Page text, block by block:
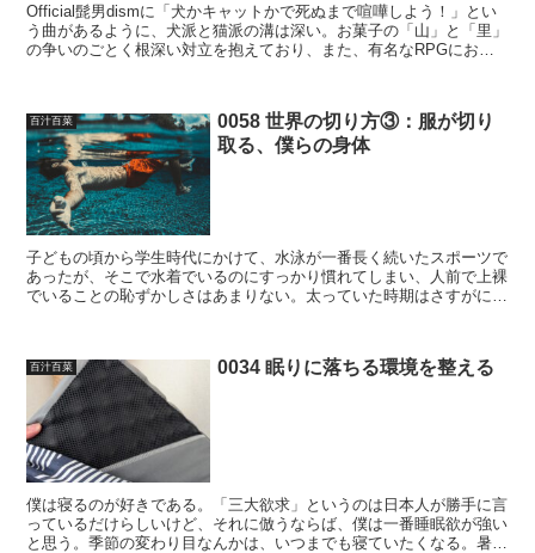
Official髭男dismに「犬かキャットかで死ぬまで喧嘩しよう！」とい
う曲があるように、犬派と猫派の溝は深い。お菓子の「山」と「里」
の争いのごとく根深い対立を抱えており、また、有名なRPGにおい
百汁百菜
0058 世界の切り方③：服が切り
取る、僕らの身体
子どもの頃から学生時代にかけて、水泳が一番長く続いたスポーツで
あったが、そこで水着でいるのにすっかり慣れてしまい、人前で上裸
でいることの恥ずかしさはあまりない。太っていた時期はさすがに嫌
百汁百菜 0034 眠りに落ちる環境を整える
僕は寝るのが好きである。「三大欲求」というのは日本人が勝手に言
っているだけらしいけど、それに倣うならば、僕は一番睡眠欲が強い
と思う。季節の変わり目なんかは、いつまでも寝ていたくなる。暑い